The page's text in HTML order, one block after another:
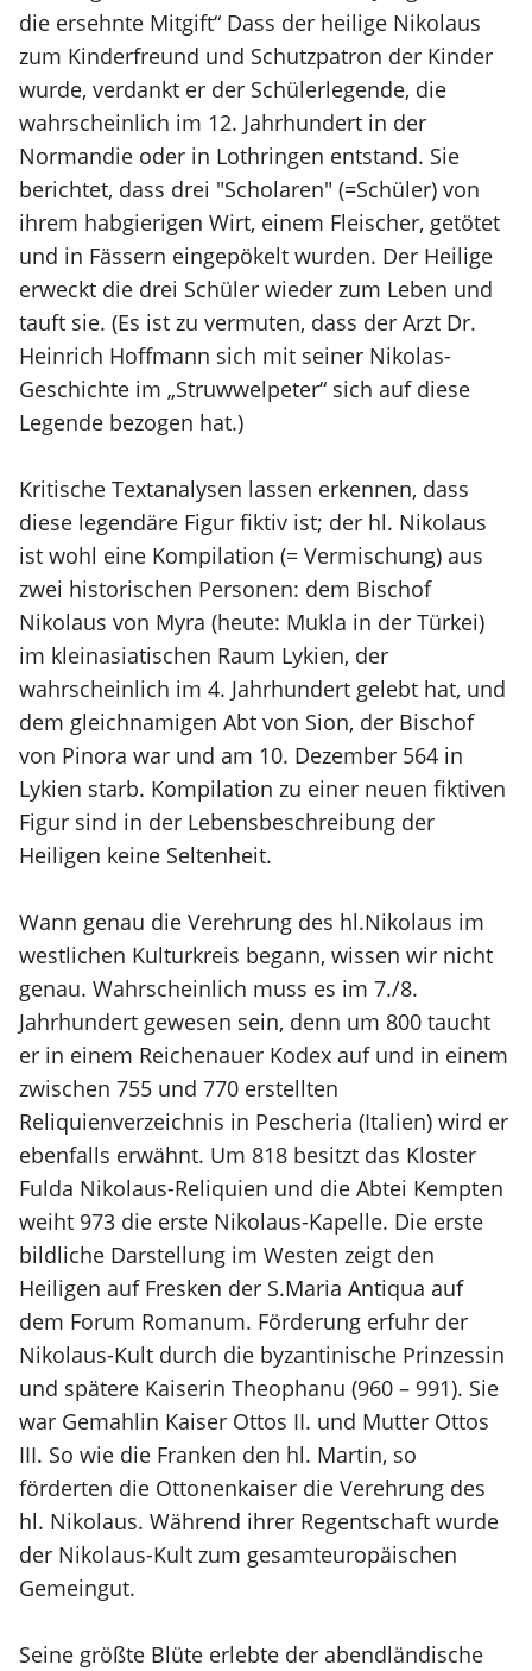
die ersehnte Mitgift“ Dass der heilige Nikolaus
zum Kinderfreund und Schutzpatron der Kinder
wurde, verdankt er der Schülerlegende, die
wahrscheinlich im 12. Jahrhundert in der
Normandie oder in Lothringen entstand. Sie
berichtet, dass drei "Scholaren" (=Schüler) von
ihrem habgierigen Wirt, einem Fleischer, getötet
und in Fässern eingepökelt wurden. Der Heilige
erweckt die drei Schüler wieder zum Leben und
tauft sie. (Es ist zu vermuten, dass der Arzt Dr.
Heinrich Hoffmann sich mit seiner Nikolas-
Geschichte im „Struwwelpeter“ sich auf diese
Legende bezogen hat.)
Kritische Textanalysen lassen erkennen, dass
diese legendäre Figur fiktiv ist; der hl. Nikolaus
ist wohl eine Kompilation (= Vermischung) aus
zwei historischen Personen: dem Bischof
Nikolaus von Myra (heute: Mukla in der Türkei)
im kleinasiatischen Raum Lykien, der
wahrscheinlich im 4. Jahrhundert gelebt hat, und
dem gleichnamigen Abt von Sion, der Bischof
von Pinora war und am 10. Dezember 564 in
Lykien starb. Kompilation zu einer neuen fiktiven
Figur sind in der Lebensbeschreibung der
Heiligen keine Seltenheit.
Wann genau die Verehrung des hl.Nikolaus im
westlichen Kulturkreis begann, wissen wir nicht
genau. Wahrscheinlich muss es im 7./8.
Jahrhundert gewesen sein, denn um 800 taucht
er in einem Reichenauer Kodex auf und in einem
zwischen 755 und 770 erstellten
Reliquienverzeichnis in Pescheria (Italien) wird er
ebenfalls erwähnt. Um 818 besitzt das Kloster
Fulda Nikolaus-Reliquien und die Abtei Kempten
weiht 973 die erste Nikolaus-Kapelle. Die erste
bildliche Darstellung im Westen zeigt den
Heiligen auf Fresken der S.Maria Antiqua auf
dem Forum Romanum. Förderung erfuhr der
Nikolaus-Kult durch die byzantinische Prinzessin
und spätere Kaiserin Theophanu (960 – 991). Sie
war Gemahlin Kaiser Ottos II. und Mutter Ottos
III. So wie die Franken den hl. Martin, so
förderten die Ottonenkaiser die Verehrung des
hl. Nikolaus. Während ihrer Regentschaft wurde
der Nikolaus-Kult zum gesamteuropäischen
Gemeingut.
Seine größte Blüte erlebte der abendländische